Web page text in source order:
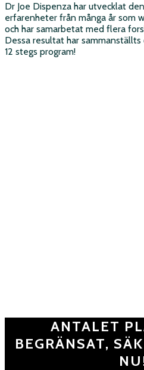
Dr Joe Dispenza har utvecklat
erfarenheter från många år som
och har samarbetat med flera
Dessa resultat har
12 stegs program!
ANTALET
BEGRÄNSAT,